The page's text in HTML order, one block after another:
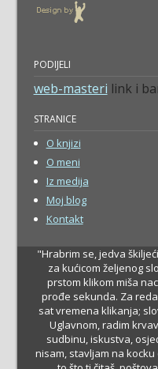
PODIJELI
web-masteri link i
STRANICE
O knjizi
O meni
Iz medija
Moj blog
Kontakt
"Hrabrim se, jedva
za kućicom željenog
prstom klikom miša
prođe sekunda. Za
sat vremena klikanja;
Uglavnom, radim
sudbinu, iskustva,
nisam, stavljam na